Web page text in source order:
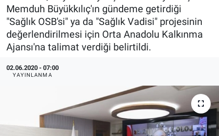
Memduh Büyükkılıç'ın gündeme getirdiği
"Sağlık OSB'si" ya da "Sağlık Vadisi" projesinin
değerlendirilmesi için Orta Anadolu Kalkınma
Ajansı'na talimat verdiği belirtildi.
02.06.2020 - 07:00
YAYINLANMA
EndüstriST
Enerjisini Üreten Fabrikalar